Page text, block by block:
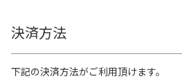
決済方法
下記の決済方法がご利用頂けます。